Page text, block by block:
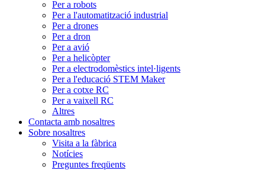
Per a robots
Per a l'automatització industrial
Per a drones
Per a dron
Per a avió
Per a helicòpter
Per a electrodomèstics intel·ligents
Per a l'educació STEM Maker
Per a cotxe RC
Per a vaixell RC
Altres
Contacta amb nosaltres
Sobre nosaltres
Visita a la fàbrica
Notícies
Preguntes freqüents